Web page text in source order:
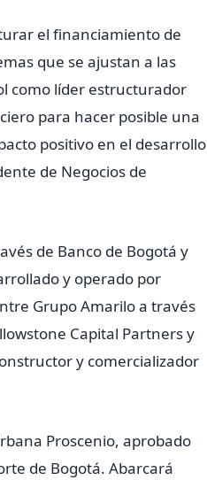
el financiamiento de
que se ajustan a las
como líder estructurador
para hacer posible una
positivo en el desarrollo
de Negocios de
de Banco de Bogotá y
y operado por
Grupo Amarilo a través
Capital Partners y
y comercializador
Proscenio, aprobado
de Bogotá. Abarcará